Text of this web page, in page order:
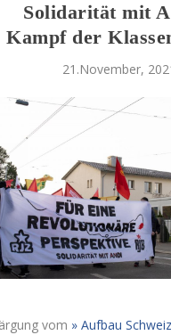
Solidarität mit
Kampf der
21.November,
vom Aufbau Schweiz